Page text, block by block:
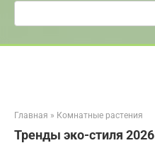
Поиск:
Главная » Комнатные растения
Тренды эко-стиля 2026